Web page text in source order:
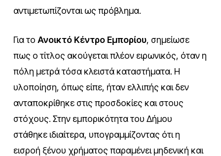
αντιμετωπίζονται ως πρόβλημα.
Για το Ανοικτό Κέντρο Εμπορίου, σημείωσε
πως ο τίτλος ακούγεται πλέον ειρωνικός, όταν η
πόλη μετρά τόσα κλειστά καταστήματα. Η
υλοποίηση, όπως είπε, ήταν ελλιπής και δεν
ανταποκρίθηκε στις προσδοκίες και στους
στόχους. Στην εμπορικότητα του Δήμου
στάθηκε ιδιαίτερα, υπογραμμίζοντας ότι η
εισροή ξένου χρήματος παραμένει μηδενική και